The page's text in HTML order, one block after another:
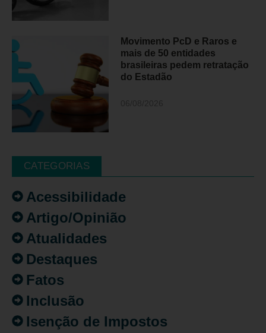
Movimento PcD e Raros e
mais de 50 entidades
brasileiras pedem retratação
do Estadão
CATEGORIAS
Acessibilidade
Artigo/Opinião
Atualidades
Destaques
Fatos
Inclusão
Isenção de Impostos